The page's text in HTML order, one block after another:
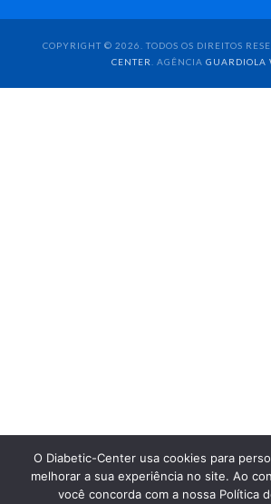
COPYRIGHT © 2026. TODOS OS DIREITOS
CENTER
. AGÊNCIA GUARDIOLA
O Diabetic-Center usa cookies para
melhorar a sua experiência no site. Ao
você concorda com a nossa Política